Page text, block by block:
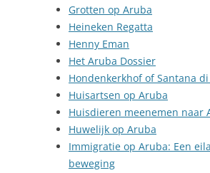
Grotten op Aruba
Heineken Regatta
Henny Eman
Het Aruba Dossier
Hondenkerkhof of Santana di
Huisartsen op Aruba
Huisdieren meenemen naar
Huwelijk op Aruba
Immigratie op Aruba: Een
beweging